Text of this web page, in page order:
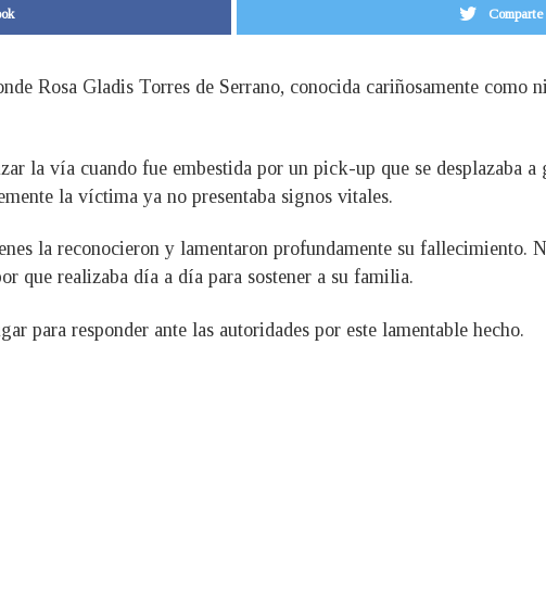
Rosa Gladis Torres de Serrano, conocida cariñosamente como
la vía cuando fue embestida por un pick-up que se desplazaba a
la víctima ya no presentaba signos vitales.
la reconocieron y lamentaron profundamente su fallecimiento.
que realizaba día a día para sostener a su familia.
para responder ante las autoridades por este lamentable hecho.